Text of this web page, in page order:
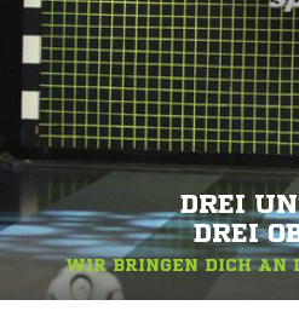
DREI
DREI
WIR BRINGEN DICH AN